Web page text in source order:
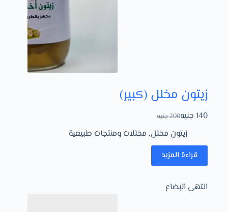
زيتون مخلل (كبير)
200جنيه 140 جنيه
زيتون مخلل, مخللات ومنتجات طبيعية
قراءة المزيد
انتهى البضاع